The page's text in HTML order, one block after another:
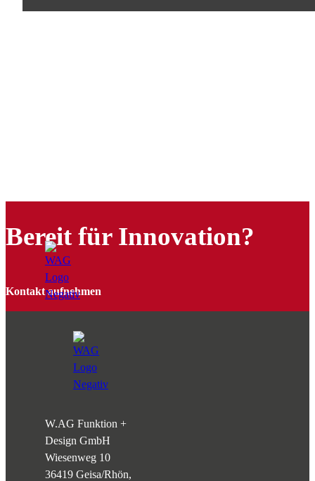
Bereit für Innovation?
Kontakt aufnehmen
W.AG Funktion +
Design GmbH
Wiesenweg 10
36419 Geisa/Rhön,